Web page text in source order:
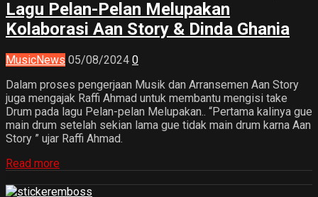
Lagu Pelan-Pelan Melupakan
Kolaborasi Aan Story & Dinda Ghania
MusicNews 05/08/2024 0
Dalam proses pengerjaan Musik dan Arransemen Aan Story
juga mengajak Raffi Ahmad untuk membantu mengisi take
Drum pada lagu Pelan-pelan Melupakan.. “Pertama kalinya gue
main drum setelah sekian lama gue tidak main drum karna Aan
Story ” ujar Raffi Ahmad.
Read more